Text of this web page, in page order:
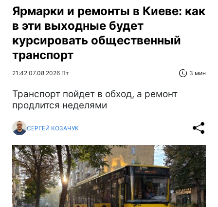
Ярмарки и ремонты в Киеве: как
в эти выходные будет
курсировать общественный
транспорт
21:42 07.08.2026 Пт 3 мин
Транспорт пойдет в обход, а ремонт
продлится неделями
СЕРГЕЙ КОЗАЧУК